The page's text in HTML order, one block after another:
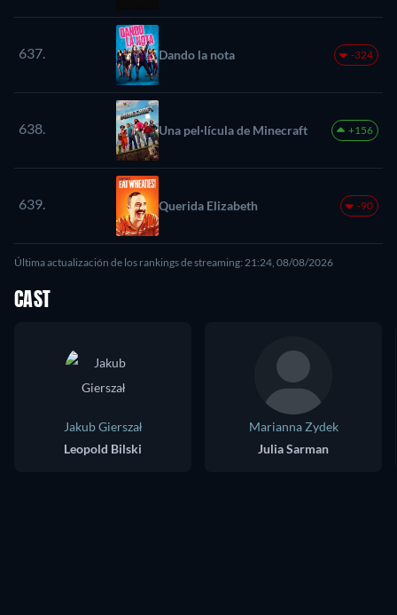
637. Dando la nota -324
638. Una pel·lícula de Minecraft +156
639. Querida Elizabeth -90
Última actualización de los rankings de streaming: 21:24, 08/08/2026
CAST
Jakub Gierszał
Leopold Bilski
Marianna Zydek
Julia Sarman